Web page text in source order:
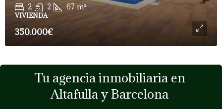
2 2 67 m²
VIVIENDA
350.000€
Tu agencia inmobiliaria en
Altafulla y Barcelona